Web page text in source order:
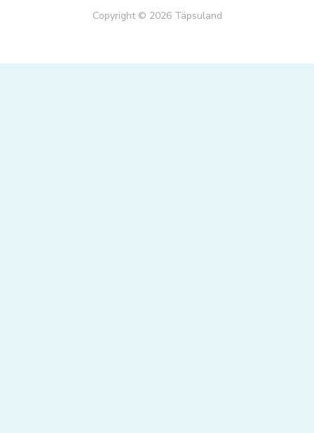
Copyright © 2026 Täpsuland